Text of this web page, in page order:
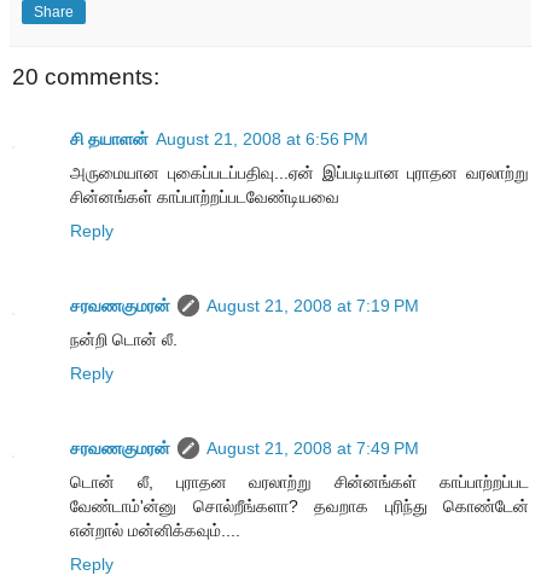
Share
20 comments:
சி தயாளன் August 21, 2008 at 6:56 PM
அருமையான புகைப்படப்பதிவு...ஏன் இப்படியான புராதன வரலாற்று
சின்னங்கள் காப்பாற்றப்படவேண்டியவை
Reply
சரவணகுமரன்
August 21, 2008 at 7:19 PM
நன்றி டொன் லீ.
Reply
சரவணகுமரன்
August 21, 2008 at 7:49 PM
டொன் லீ, புராதன வரலாற்று சின்னங்கள் காப்பாற்றப்பட
வேண்டாம்'ன்னு சொல்றீங்களா? தவறாக புரிந்து கொண்டேன்
என்றால் மன்னிக்கவும்....
Reply